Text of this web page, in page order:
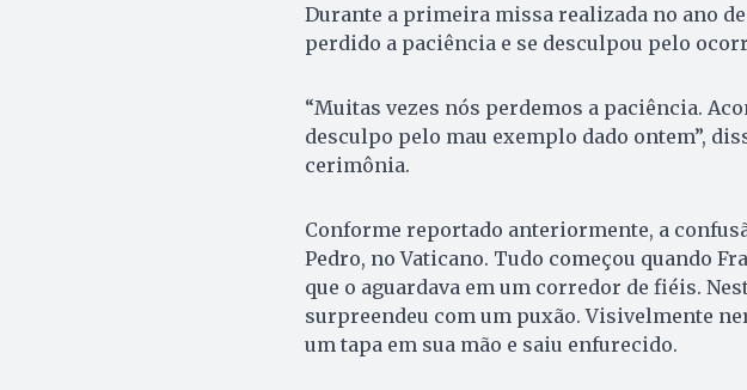
Durante a primeira missa realizada no ano
perdido a paciência e se desculpou pelo
“Muitas vezes nós perdemos a paciência.
desculpo pelo mau exemplo dado ontem”,
cerimônia.
Conforme reportado anteriormente, a
Pedro, no Vaticano. Tudo começou quando
que o aguardava em um corredor de fiéis.
surpreendeu com um puxão. Visivelmente
um tapa em sua mão e saiu enfurecido.